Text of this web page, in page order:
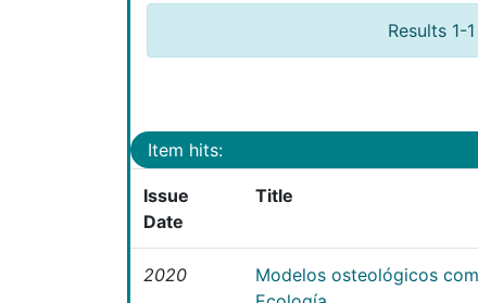
Results 1-
Item hits:
Issue
Date
Title
2020
Modelos osteológicos